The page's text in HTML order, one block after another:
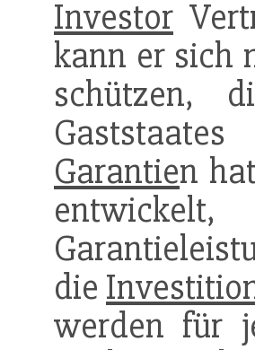
Investor
kann er sich
schützen,
Garantien
die
werden für